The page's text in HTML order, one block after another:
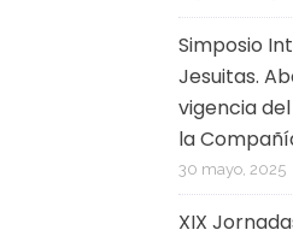
Simposio
Jesuitas.
vigencia
la
30 mayo, 2025
XIX